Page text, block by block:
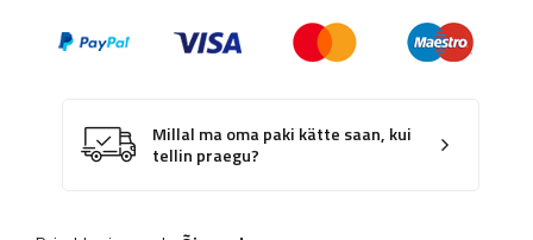
Millal ma oma paki kätte saan, kui
tellin praegu?